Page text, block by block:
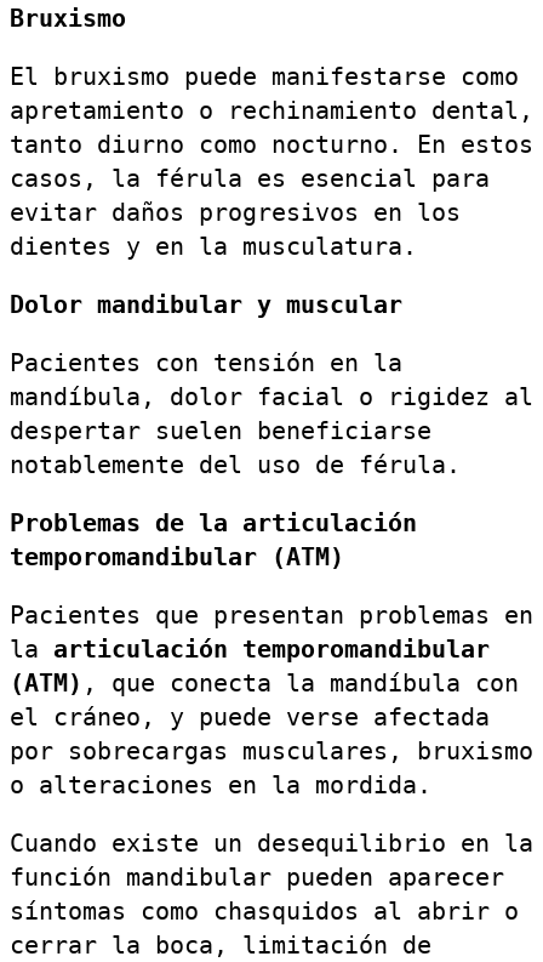
Bruxismo
El bruxismo puede manifestarse como
apretamiento o rechinamiento dental,
tanto diurno como nocturno. En estos
casos, la férula es esencial para
evitar daños progresivos en los
dientes y en la musculatura.
Dolor mandibular y muscular
Pacientes con tensión en la
mandíbula, dolor facial o rigidez al
despertar suelen beneficiarse
notablemente del uso de férula.
Problemas de la articulación
temporomandibular (ATM)
Pacientes que presentan problemas en
la articulación temporomandibular
(ATM) , que conecta la mandíbula con
el cráneo, y puede verse afectada
por sobrecargas musculares, bruxismo
o alteraciones en la mordida.
Cuando existe un desequilibrio en la
función mandibular pueden aparecer
síntomas como chasquidos al abrir o
cerrar la boca, limitación de